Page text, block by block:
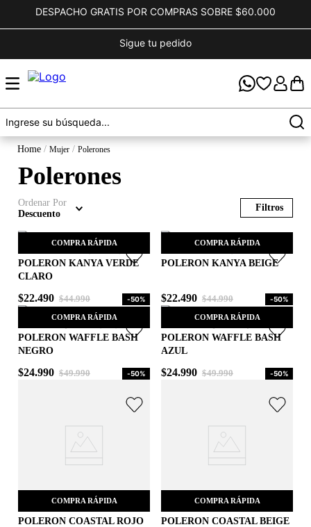
DESPACHO GRATIS POR COMPRAS SOBRE $60.000
Sigue tu pedido
mujer polerones
polerones
Ordenar Por
Descuento
COMPRA RÁPIDA
AGREGAR AL CARRITO
POLERON KANYA VERDE
CLARO
$44.990
$22.490 -50%
COMPRA RÁPIDA
AGREGAR AL CARRITO
POLERON KANYA BEIGE
$44.990
$22.490 -50%
COMPRA RÁPIDA
POLERON WAFFLE BASH
NEGRO
$49.990
$24.990 -50%
COMPRA RÁPIDA
POLERON WAFFLE BASH
AZUL
$49.990
$24.990 -50%
COMPRA RÁPIDA
POLERON COASTAL ROJO
COMPRA RÁPIDA
POLERON COASTAL BEIGE